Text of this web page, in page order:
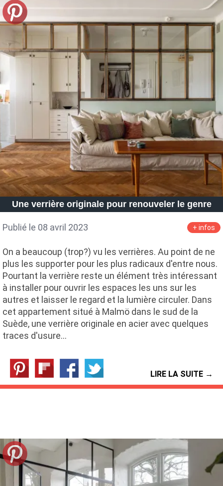
Une verrière originale pour renouveler le genre
Publié le 08 avril 2023 + infos
On a beaucoup (trop?) vu les verrières. Au point de ne
plus les supporter pour les plus radicaux d'entre nous.
Pourtant la verrière reste un élément très intéressant
à installer pour ouvrir les espaces les uns sur les
autres et laisser le regard et la lumière circuler. Dans
cet appartement situé à Malmö dans le sud de la
Suède, une verrière originale en acier avec quelques
traces d'usure…
LIRE LA SUITE →